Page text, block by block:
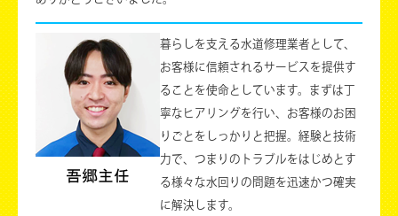
暮らしを支える水道修理業者として、
お客様に信頼されるサービスを提供す
ることを使命としています。まずは丁
寧なヒアリングを行い、お客様のお困
りごとをしっかりと把握。経験と技術
力で、つまりのトラブルをはじめとす
る様々な水回りの問題を迅速かつ確実
に解決します。